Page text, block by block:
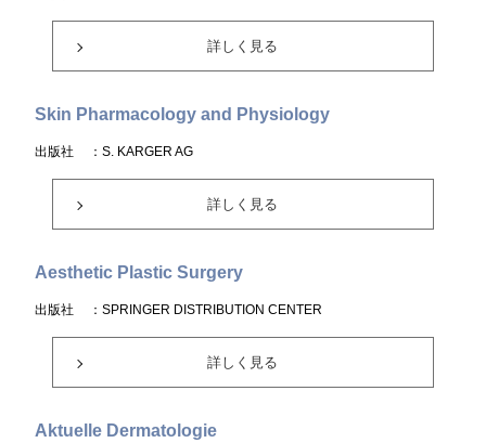
詳しく見る
Skin Pharmacology and Physiology
出版社 ：S. KARGER AG
詳しく見る
Aesthetic Plastic Surgery
出版社 ：SPRINGER DISTRIBUTION CENTER
詳しく見る
Aktuelle Dermatologie